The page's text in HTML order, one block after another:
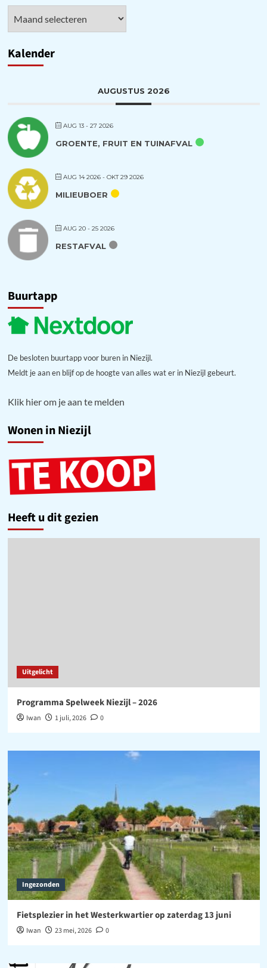
Kalender
AUGUSTUS 2026
AUG 13 - 27 2026
GROENTE, FRUIT EN TUINAFVAL
AUG 14 2026- OKT 29 2026
MILIEUBOER
AUG 20 - 25 2026
RESTAFVAL
Buurtapp
De besloten buurtapp voor buren in Niezijl.
Meldt je aan en blijf op de hoogte van alles wat er in Niezijl gebeurt.
Klik hier om je aan te melden
Wonen in Niezijl
Heeft u dit gezien
Uitgelicht
Programma Spelweek Niezijl – 2026
Iwan 1 juli, 2026 0
Ingezonden
Fietsplezier in het Westerkwartier op zaterdag 13 juni
Iwan 23 mei, 2026 0